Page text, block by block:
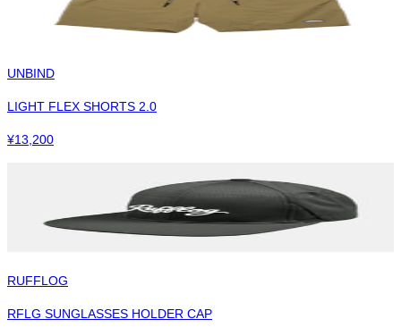
UNBIND
LIGHT FLEX SHORTS 2.0
¥13,200
RUFFLOG
RFLG SUNGLASSES HOLDER CAP